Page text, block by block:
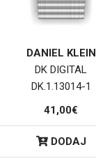
DANIEL KLEIN
DK DIGITAL
DK.1.13014-1
41,00€
DODAJ